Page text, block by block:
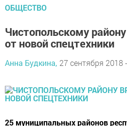
ОБЩЕСТВО
Чистопольскому
от новой спецтехники
Анна Будкина, 27 сентября 2018
25 муниципальных районов